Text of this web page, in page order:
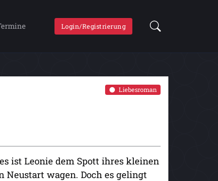
Login/Registrierung
Liebesroman
ist Leonie dem Spott ihres kleinen
Neustart wagen. Doch es gelingt